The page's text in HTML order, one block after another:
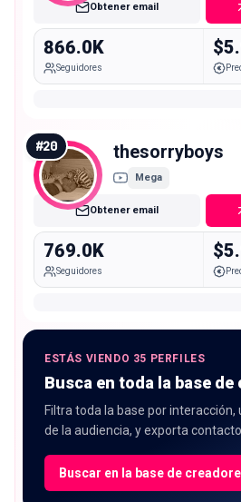
Obtener email
866.0K
Seguidores
#20 thesorryboys
Mega
Obtener email
769.0K
Seguidores
ESTÁS VIENDO 35 PERFILES
Busca en toda la base
Filtra toda la base por interacción,
de la audiencia, y exporta
Buscar en la base de